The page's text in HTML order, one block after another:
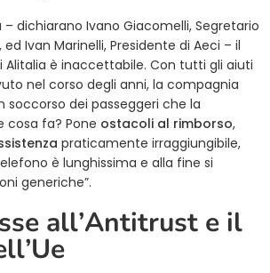
– dichiarano Ivano Giacomelli, Segretario
Ivan Marinelli, Presidente di Aeci – il
è inaccettabile. Con tutti gli aiuti
nel corso degli anni, la compagnia
soccorso dei passeggeri che la
cosa fa? Pone ostacoli al rimborso,
praticamente irraggiungibile,
è lunghissima e alla fine si
generiche”.
all’Antitrust e il